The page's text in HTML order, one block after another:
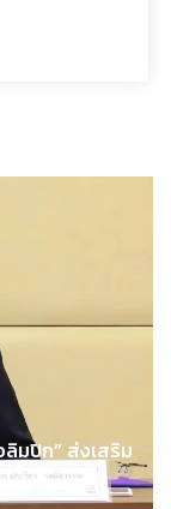
มปิก” ส่งเสริม